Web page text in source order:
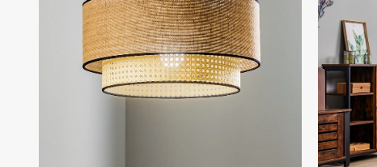
springen